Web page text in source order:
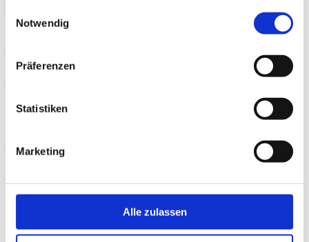
Notwendig
Präferenzen
Statistiken
Marketing
Alle zulassen
Holzkirchen
LEITUNG
PHYSIOTHERAPIE
Physiotherapeut,